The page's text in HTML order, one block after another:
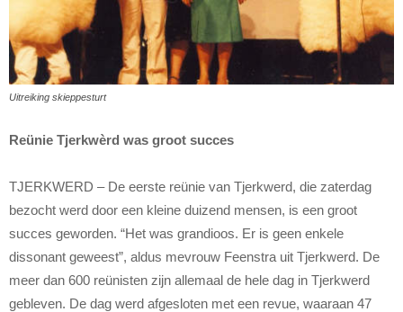
Uitreiking skieppesturt
Reünie Tjerkwèrd was groot succes
TJERKWERD – De eerste reünie van Tjerkwerd, die zaterdag
bezocht werd door een kleine duizend mensen, is een groot
succes geworden. “Het was grandioos. Er is geen enkele
dissonant geweest”, aldus mevrouw Feenstra uit Tjerkwerd. De
meer dan 600 reünisten zijn allemaal de hele dag in Tjerkwerd
gebleven. De dag werd afgesloten met een revue, waaraan 47